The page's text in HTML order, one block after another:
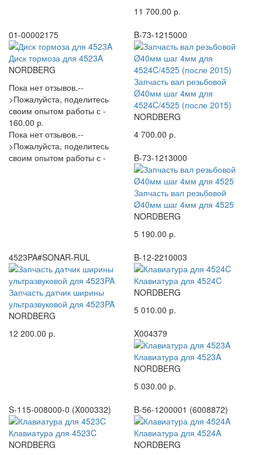
11 700.00 р.
01-00002175
Диск тормоза для 4523A
NORDBERG
Пока нет отзывов.--
>Пожалуйста, поделитесь
своим опытом работы с -
160.00 р.
Пока нет отзывов.--
>Пожалуйста, поделитесь
своим опытом работы с -
B-73-1215000
Запчасть вал резьбовой
Ø40мм шаг 4мм для
4524C/4525 (после 2015)
NORDBERG
4 700.00 р.
B-73-1213000
Запчасть вал резьбовой
Ø40мм шаг 4мм для 4525
NORDBERG
5 190.00 р.
4523PA#SONAR-RUL
Запчасть датчик ширины
ультразвуковой для 4523PA
NORDBERG
12 200.00 р.
B-12-2210003
Клавиатура для 4524C
NORDBERG
5 010.00 р.
X004379
Клавиатура для 4523A
NORDBERG
5 030.00 р.
S-115-008000-0 (X000332)
Клавиатура для 4523C
NORDBERG
B-56-1200001 (6008872)
Клавиатура для 4524A
NORDBERG